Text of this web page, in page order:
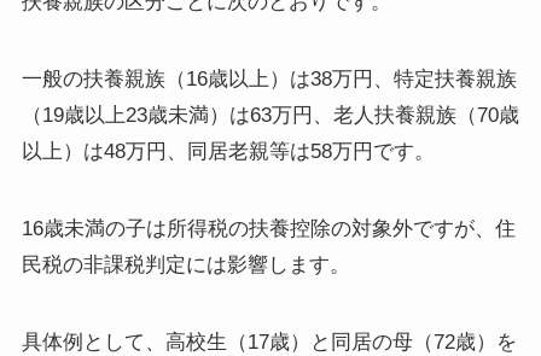
一般の扶養親族（16歳以上）は38万円、特定扶養親族
（19歳以上23歳未満）は63万円、老人扶養親族（70歳
以上）は48万円、同居老親等は58万円です。
16歳未満の子は所得税の扶養控除の対象外ですが、住
民税の非課税判定には影響します。
具体例として、高校生（17歳）と同居の母（72歳）を